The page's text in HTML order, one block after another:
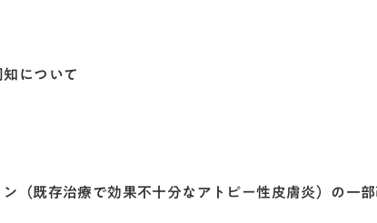
について
（既存治療で効果不十分なアトピー性皮膚炎）の一